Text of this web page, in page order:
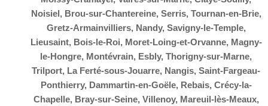
Noisiel, Brou-sur-Chantereine, Serris, Tournan-en-Brie,
Gretz-Armainvilliers, Nandy, Savigny-le-Temple,
Lieusaint, Bois-le-Roi, Moret-Loing-et-Orvanne, Magny-
le-Hongre, Montévrain, Esbly, Thorigny-sur-Marne,
Trilport, La Ferté-sous-Jouarre, Nangis, Saint-Fargeau-
Ponthierry, Dammartin-en-Goële, Rebais, Crécy-la-
Chapelle, Bray-sur-Seine, Villenoy, Mareuil-lès-Meaux,